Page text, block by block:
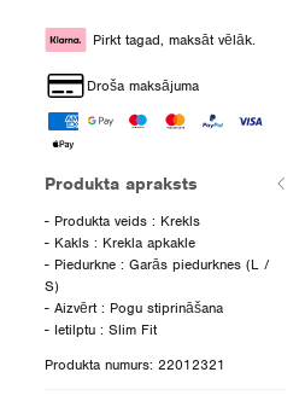
Pirkt tagad, maksāt vēlāk.
Droša maksājuma
Produkta apraksts
- Produkta veids : Krekls
- Kakls : Krekla apkakle
- Piedurkne : Garās piedurknes (L /
S)
- Aizvērt : Pogu stiprināšana
- Ietilptu : Slim Fit
Produkta numurs: 22012321